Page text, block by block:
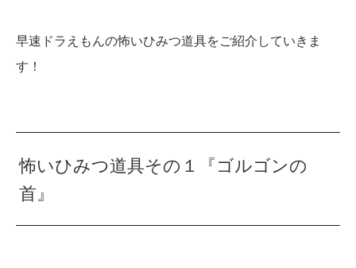
早速ドラえもんの怖いひみつ道具をご紹介していきま
す！
怖いひみつ道具その１『ゴルゴンの
首』